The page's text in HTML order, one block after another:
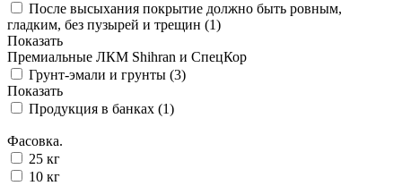
После высыхания покрытие должно быть ровным,
гладким, без пузырей и трещин (1)
Показать
Премиальные ЛКМ Shihran и СпецКор
Грунт-эмали и грунты (3)
Показать
Продукция в банках (1)
Фасовка.
25 кг
10 кг